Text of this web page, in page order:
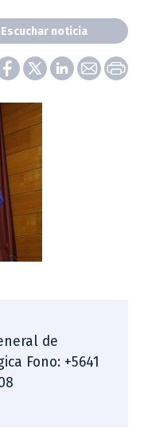
Escuchar noticia
de
Fono: +5641